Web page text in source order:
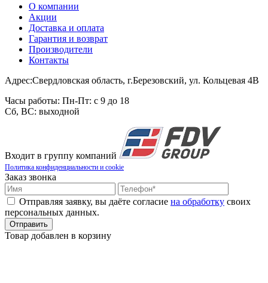
О компании
Акции
Доставка и оплата
Гарантия и возврат
Производители
Контакты
Адрес:Свердловская область, г.Березовский, ул. Кольцевая 4В
Часы работы: Пн-Пт: с 9 до 18
Сб, ВС: выходной
Входит в группу компаний
Политика конфиденциальности и cookie
Заказ звонка
Отправляя заявку, вы даёте согласие на обработку своих
персональных данных.
Товар добавлен в корзину